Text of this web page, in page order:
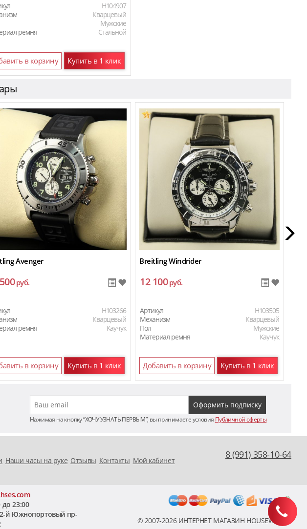
H104907
Кварцевый
Мужские
ремня
Стальной
в корзину Купить в 1 клик
Avenger
руб.
H103266
Кварцевый
ремня
Каучук
в корзину Купить в 1 клик
Breitling Windrider
12 100руб.
Артикул
H103505
Механизм
Кварцевый
Пол
Мужские
Материал ремня
Каучук
Добавить в корзину Купить в 1 клик
Нажимая на кнопку “ХОЧУ УЗНАТЬ ПЕРВЫМ”, вы принимаете условия Публичной оферты
Наши часы на руке Отзывы Контакты Мой кабинет
8 (991) 358-10-64
23:00
2-й Южнопортовый пр-
© 2007-2026 ИНТЕРНЕТ МАГАЗИН HOUSEWATCH